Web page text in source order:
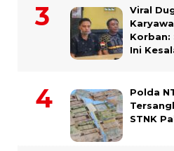
Viral
Korban:
Ini
Polda
STNK